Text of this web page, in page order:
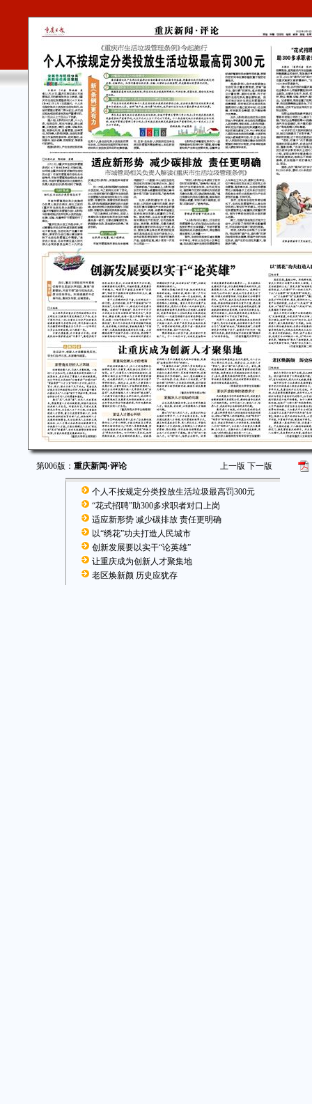
第006版： 重庆新闻·评论 上一版 下一版
个人不按规定分类投放生活垃圾最高罚300元
“花式招聘”助300多求职者对口上岗
适应新形势 减少碳排放 责任更明确
以“绣花”功夫打造人民城市
创新发展要以实干“论英雄”
让重庆成为创新人才聚集地
老区焕新颜 历史应犹存